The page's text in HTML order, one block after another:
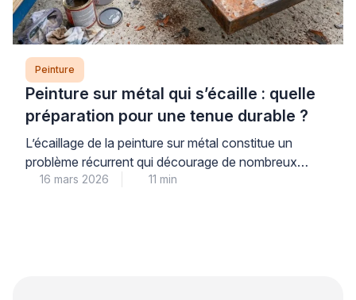
Peinture
Peinture sur métal qui s’écaille : quelle
préparation pour une tenue durable ?
L’écaillage de la peinture sur métal constitue un
problème récurrent qui décourage de nombreux
propriétaires. Ce phénomène trouve son origine dans
16 mars 2026 11 min